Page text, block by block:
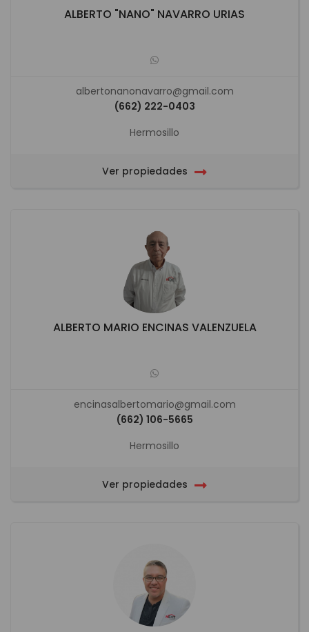
ALBERTO "NANO" NAVARRO URIAS
albertonanonavarro@gmail.com
(662) 222-0403
Hermosillo
Ver propiedades
ALBERTO MARIO ENCINAS VALENZUELA
encinasalbertomario@gmail.com
(662) 106-5665
Hermosillo
Ver propiedades